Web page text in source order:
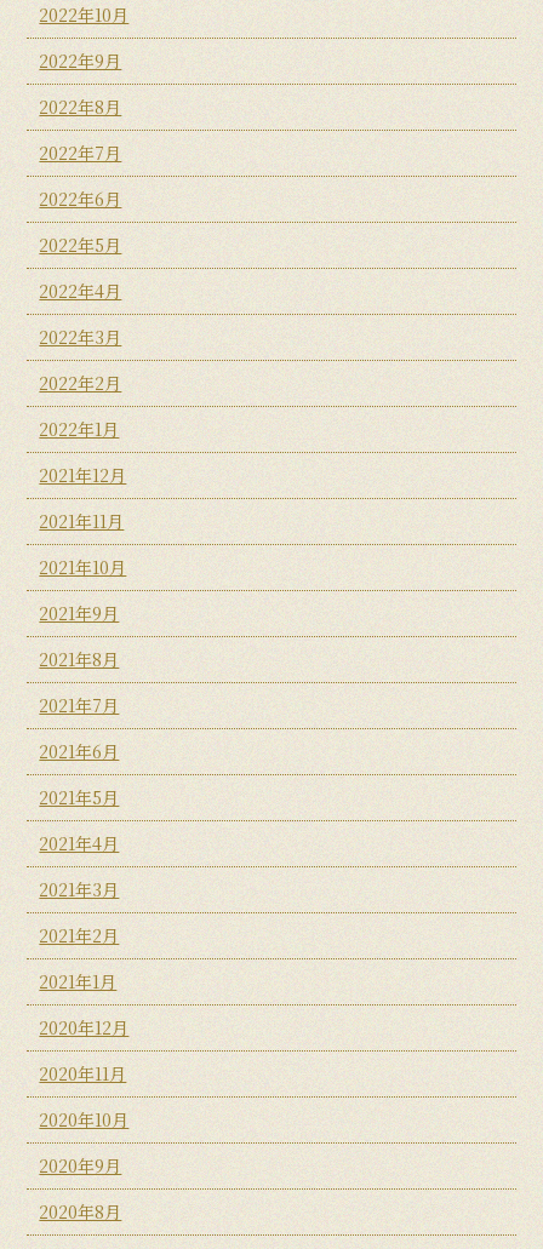
2022年10月
2022年9月
2022年8月
2022年7月
2022年6月
2022年5月
2022年4月
2022年3月
2022年2月
2022年1月
2021年12月
2021年11月
2021年10月
2021年9月
2021年8月
2021年7月
2021年6月
2021年5月
2021年4月
2021年3月
2021年2月
2021年1月
2020年12月
2020年11月
2020年10月
2020年9月
2020年8月